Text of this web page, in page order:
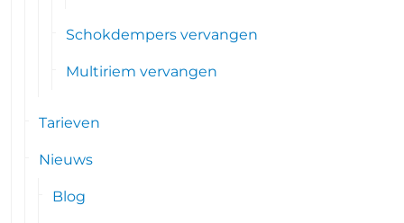
Schokdempers vervangen
Multiriem vervangen
Tarieven
Nieuws
Blog